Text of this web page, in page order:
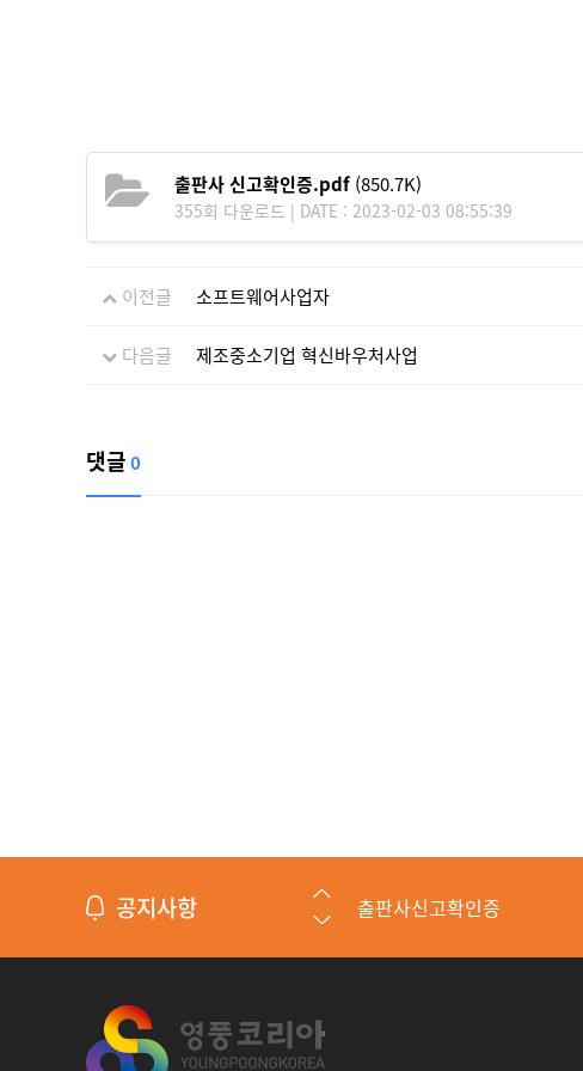
출판사 신고확인증.pdf (850.7K)
355회 다운로드 | DATE : 2023-02-03 08:55:39
이전글 소프트웨어사업자
다음글 제조중소기업 혁신바우처사업
댓글0
공지사항 제조중소기업 혁신바우처사업